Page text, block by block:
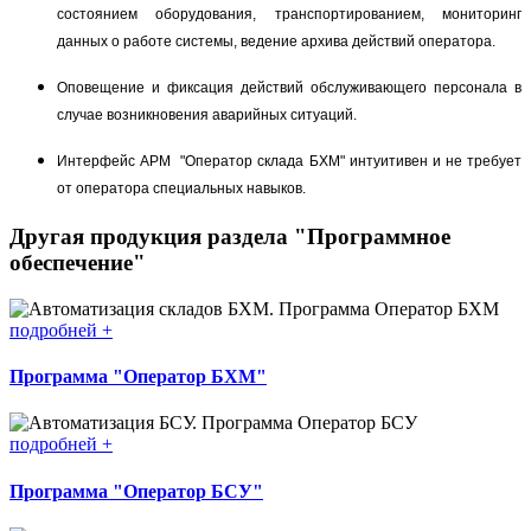
состоянием оборудования, транспортированием, мониторинг
данных о работе системы, ведение архива действий оператора.
Оповещение и фиксация действий обслуживающего персонала в
случае возникновения аварийных ситуаций.
Интерфейс АРМ "Оператор склада БХМ" интуитивен и не требует
от оператора специальных навыков.
Другая продукция раздела "Программное
обеспечение"
подробней +
Программа "Оператор БХМ"
подробней +
Программа "Оператор БСУ"